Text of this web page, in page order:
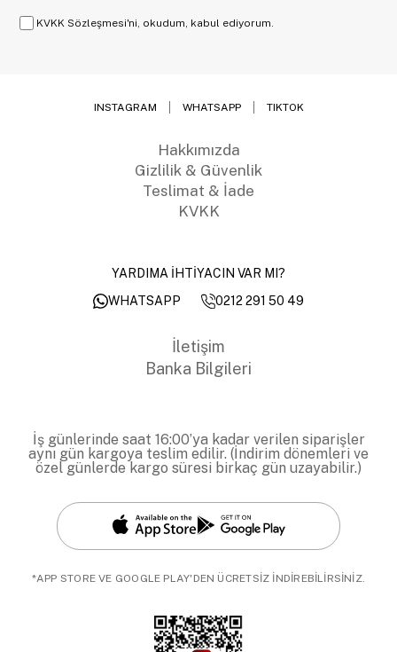
KVKK Sözleşmesi'ni, okudum, kabul ediyorum.
INSTAGRAM WHATSAPP TIKTOK
Hakkımızda
Gizlilik & Güvenlik
Teslimat & İade
KVKK
YARDIMA İHTİYACIN VAR MI?
WHATSAPP
0212 291 50 49
İletişim
Banka Bilgileri
İş günlerinde saat 16:00’ya kadar verilen siparişler
aynı gün kargoya teslim edilir. (İndirim dönemleri ve
özel günlerde kargo süresi birkaç gün uzayabilir.)
*APP STORE VE GOOGLE PLAY'DEN ÜCRETSİZ İNDİREBİLİRSİNİZ.